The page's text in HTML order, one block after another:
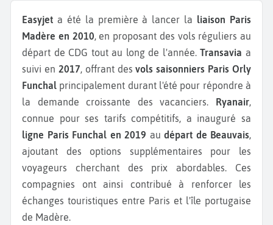
Easyjet a été la première à lancer la liaison Paris
Madère en 2010, en proposant des vols réguliers au
départ de CDG tout au long de l'année.Transaviaa
suivi en 2017, offrant desvols saisonniers Paris Orly
Funchal principalement durant l'été pour répondre à
la demande croissante des vacanciers. Ryanair,
connue pour ses tarifs compétitifs, a inauguré sa
ligne Paris Funchal en 2019 au départ de Beauvais,
ajoutant des options supplémentaires pour les
voyageurs cherchant des prix abordables. Ces
compagnies ont ainsi contribué à renforcer les
échanges touristiques entre Paris et l'île portugaise
de Madère.